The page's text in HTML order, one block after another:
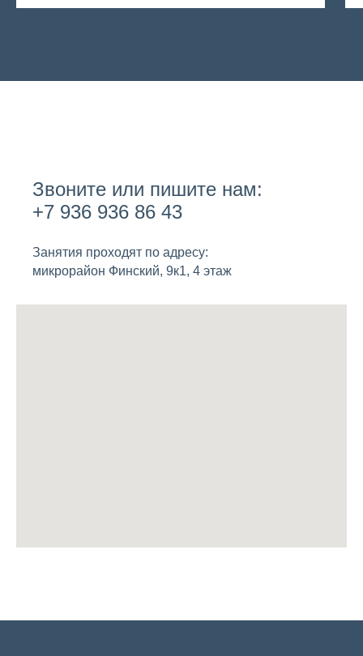
Звоните или пишите нам:
+7 936 936 86 43
Занятия проходят по адресу:
микрорайон Финский, 9к1, 4 этаж